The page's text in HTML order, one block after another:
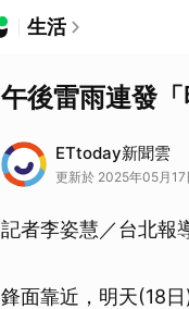
生活
午後雷雨連發
ETtoday新聞雲
更新於 2025年05月
記者李姿慧／台北報
鋒面靠近，明天(18